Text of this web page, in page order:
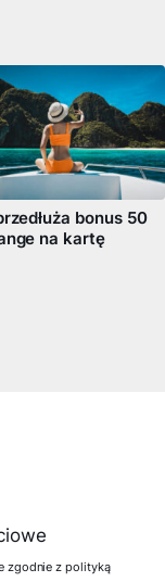
bonus 50
na kartę
zgodnie z polityką